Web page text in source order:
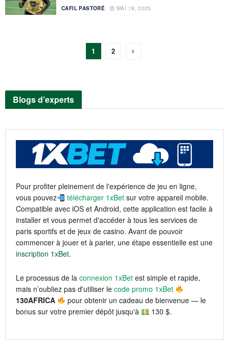
CAFIL PASTORÉ MAI 18, 2025
1 2
Blogs d’experts
Pour profiter pleinement de l'expérience de jeu en ligne,
vous pouvez
télécharger 1xBet sur votre appareil mobile.
Compatible avec iOS et Android, cette application est facile à
installer et vous permet d'accéder à tous les services de
paris sportifs et de jeux de casino. Avant de pouvoir
commencer à jouer et à parier, une étape essentielle est une
inscription 1xBet.
Le processus de la connexion 1xBet est simple et rapide,
mais n’oubliez pas d'utiliser le code promo 1xBet
130AFRICA
pour obtenir un cadeau de bienvenue — le
bonus sur votre premier dépôt jusqu'à
130 $.